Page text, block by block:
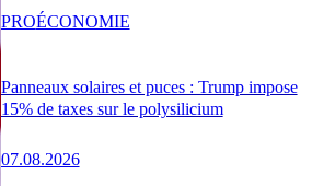
Panneaux solaires et puces : Trump impose
15% de taxes sur le polysilicium
07.08.2026
PROÉCONOMIE